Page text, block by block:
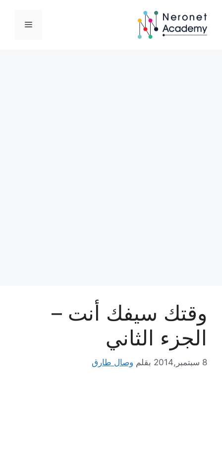
المحتوى
القائمة
وقتك سيفك أنت –
الجزء الثاني
8 سبتمبر,2014 بقلم وصال طارق